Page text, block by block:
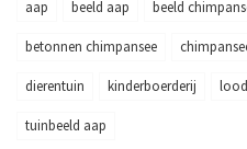
aap beeld aap beeld
betonnen chimpansee
dierentuin kinderboerderij
tuinbeeld aap